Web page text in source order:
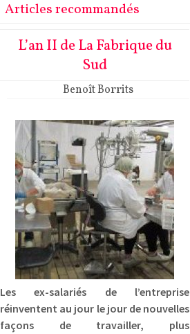
Articles recommandés
L’an II de La Fabrique du
Sud
Benoît Borrits
Les ex-salariés de l’entreprise
réinventent au jour le jour de nouvelles
façons de travailler, plus